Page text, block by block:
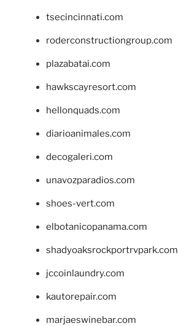
tsecincinnati.com
roderconstructiongroup.com
plazabatai.com
hawkscayresort.com
hellonquads.com
diarioanimales.com
decogaleri.com
unavozparadios.com
shoes-vert.com
elbotanicopanama.com
shadyoaksrockportrvpark.com
jccoinlaundry.com
kautorepair.com
marjaeswinebar.com